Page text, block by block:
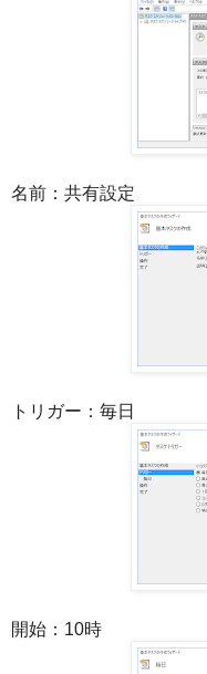
名前：共有設定
トリガー：毎日
開始：10時